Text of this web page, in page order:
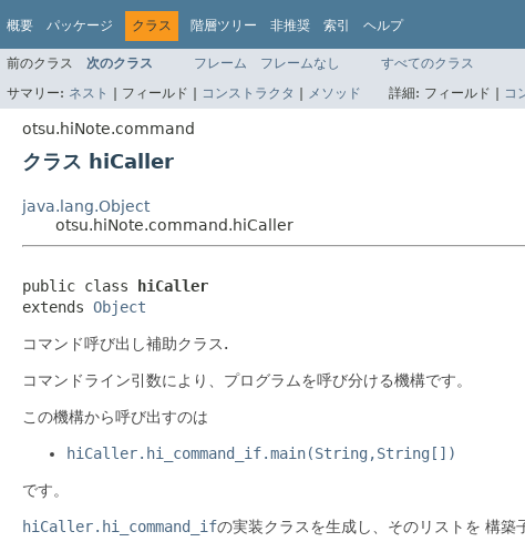
概要 パッケージ クラス 階層ツリー 非推奨 索引 ヘルプ
前のクラス 次のクラス フレーム フレームなし
すべてのクラス
サマリー: ネスト | フィールド | コンストラクタ | メソッド 詳細: フィールド | コ
otsu.hiNote.command
クラス hiCaller
java.lang.Object
otsu.hiNote.command.hiCaller
public class hiCaller
extends Object
コマンド呼び出し補助クラス.
コマンドライン引数により、プログラムを呼び分ける機構です。
この機構から呼び出すのは
hiCaller.hi_command_if.main(String,String[])
です。
hiCaller.hi_command_ifの実装クラスを生成し、そのリストを 構